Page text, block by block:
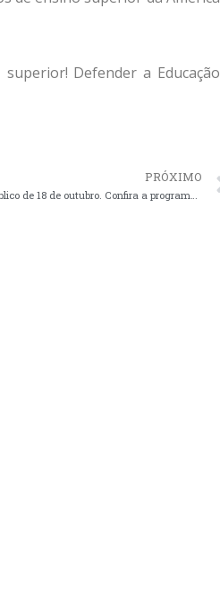
Defender a Educação
PRÓXIMO
CONVOCATÓRIA para o Ato Público de 18 de outubro. Confira a programação